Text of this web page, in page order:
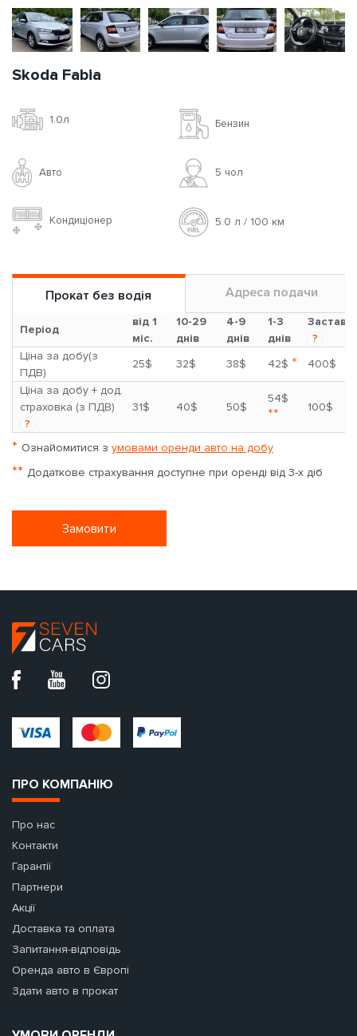
Skoda Fabia
1.0л Бензин
Авто 5 чoл
Кондиціонер 5.0 л / 100 км
Прокат без водія Адреса подачи
Період
від 1
міс.
10-29
днів
4-9
днів
1-3
днів
Застава
?
Ціна за добу(з
ПДВ)
25$ 32$ 38$ 42$ *
400$
Ціна за добу + дод.
страховка (з ПДВ)
?
31$ 40$ 50$
54$
** 100$
* Ознайомитися з умовами оренди авто на добу
** Додаткове страхування доступне при оренді від 3-х діб
Замовити
ПРО КОМПАНІЮ
Про нас
Контакти
Гарантії
Партнери
Акції
Доставка та оплата
Запитання-відповідь
Оренда авто в Європі
Здати авто в прокат